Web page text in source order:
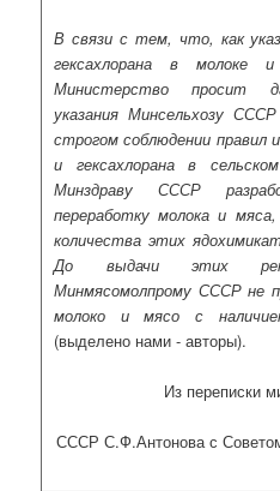
В связи с тем, что, как
гексахлорана в молоке
Министерство просит
указания Минсельхозу
строгом соблюдении правил
и гексахлорана в
Минздраву СССР
переработку молока и
количества этих
До выдачи этих
Минмясомолпрому СССР не
молоко и мясо с
(выделено нами - авторы).
Из переписки
СССР С.Ф.Антонова с